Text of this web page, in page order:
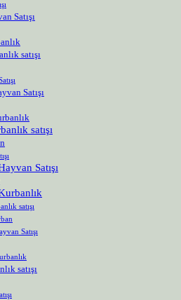
Satışı
satışı
Satışı
satışı
Satışı
satışı
Satışı
satışı